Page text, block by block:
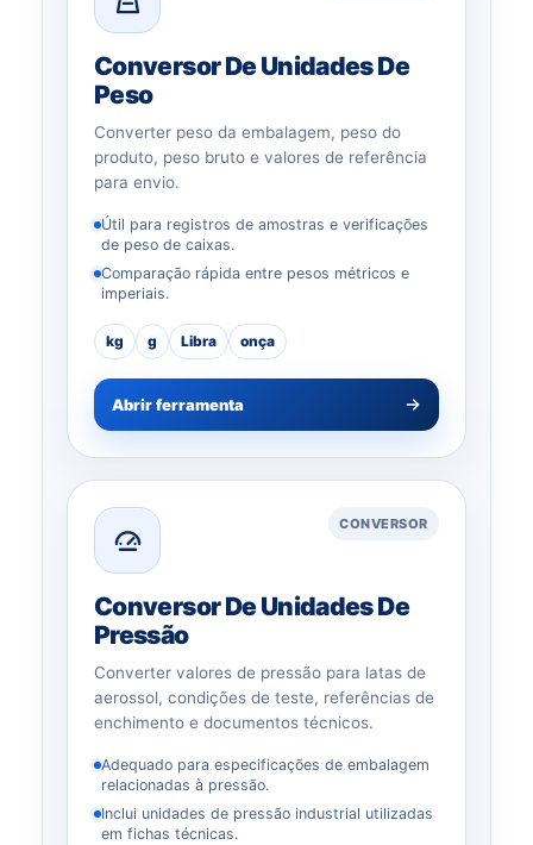
Conversor De Unidades De
Peso
Converter peso da embalagem, peso do
produto, peso bruto e valores de referência
para envio.
Útil para registros de amostras e verificações
de peso de caixas.
Comparação rápida entre pesos métricos e
imperiais.
kg g Libra onça
Abrir ferramenta
CONVERSOR
Conversor De Unidades De
Pressão
Converter valores de pressão para latas de
aerossol, condições de teste, referências de
enchimento e documentos técnicos.
Adequado para especificações de embalagem
relacionadas à pressão.
Inclui unidades de pressão industrial utilizadas
em fichas técnicas.